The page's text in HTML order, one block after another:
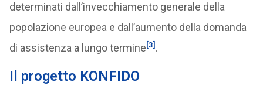
determinati dall’invecchiamento generale della
popolazione europea e dall’aumento della domanda
di assistenza a lungo termine[3] .
Il progetto KONFIDO